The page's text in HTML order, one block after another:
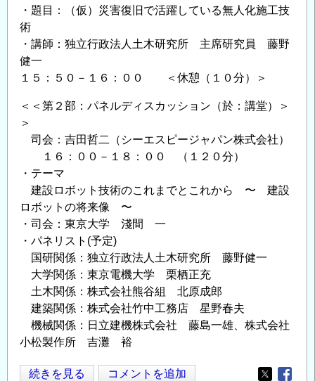
・題目：（仮）災害復旧で活躍している無人化施工技
術
・講師：独立行政法人土木研究所 主席研究員 藤野
健一
１５：５０－１６：００ ＜休憩（１０分）＞
＜＜第２部：パネルディスカッション（於：講堂）＞
＞
司会：吉田哲二（シーエスピージャパン株式会社）
１６：００－１８：００ （１２０分）
・テーマ
建設ロボット技術のこれまでとこれから 〜 建設
ロボットの将来像 〜
・司会：東京大学 淺間 一
・パネリスト(予定)
国研関係：独立行政法人土木研究所 藤野健一
大学関係：東京電機大学 栗栖正充
土木関係：株式会社熊谷組 北原成郎
建築関係：株式会社竹中工務店 星野春夫
機械関係：日立建機株式会社 藤島一雄、株式会社
小松製作所 吉灘 裕
建
続きを見る コメントを追加